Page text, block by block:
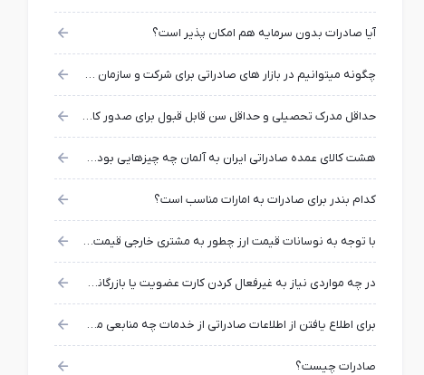
آیا صادرات بدون سرمایه هم امکان پذیر است؟
چگونه میتوانیم در بازار های صادراتی برای شرکت و سازمان خودمان اعتبار بدست بیاوریم؟
حداقل مدرک تحصیلی و حداقل سن قابل قبول برای صدور کارت بازرگانی چیست؟
هشت کالای عمده صادراتی ایران به آلمان چه چیزهایی بوده است؟
کدام بندر برای صادرات به امارات مناسب است؟
با توجه به نوسانات قیمت ارز چطور به مشتری خارجی قیمت بدهیم؟
در چه مواردی نیاز به غیرفعال کردن کارت عضویت یا بازرگانی وجود دارد؟
برای اطلاع یافتن از اطلاعات صادراتی از خدمات چه منابعی میتوان استفاده کرد؟
صادرات چیست؟